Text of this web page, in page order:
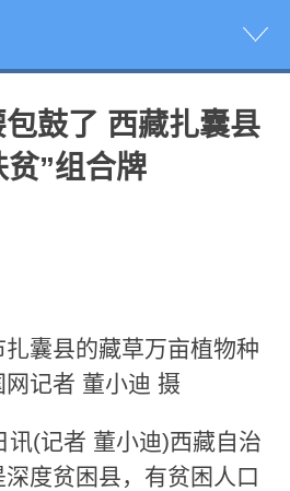
鼓了 西藏扎囊县
贫”组合牌
囊县的藏草万亩植物种
记者 董小迪 摄
(记者 董小迪)西藏自治
度贫困县，有贫困人口